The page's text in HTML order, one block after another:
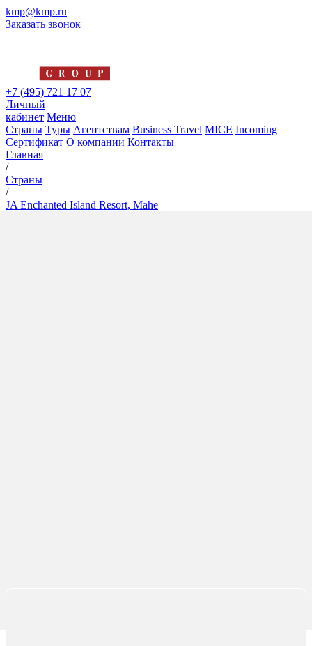
kmp@kmp.ru
Заказать звонок
+7 (495) 721 17 07
Личный
кабинет Меню
Страны Туры Агентствам Business Travel MICE Incoming
Сертификат О компании Контакты
Главная
/
Страны
/
JA Enchanted Island Resort, Mahe